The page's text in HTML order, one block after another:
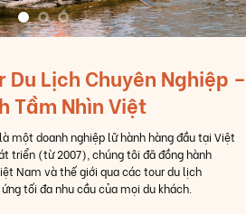
Du Lịch Chuyên Nghiệp –
Tầm Nhìn Việt
một doanh nghiệp lữ hành hàng đầu tại Việt
triển (từ 2007), chúng tôi đã đồng hành
Nam và thế giới qua các tour du lịch
tối đa nhu cầu của mọi du khách.